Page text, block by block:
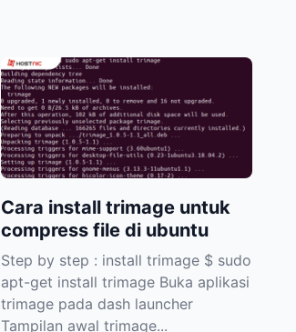
Cara install trimage untuk
compress file di ubuntu
Step by step : install trimage $ sudo
apt-get install trimage Buka aplikasi
trimage pada dash launcher
Tampilan awal trimage...